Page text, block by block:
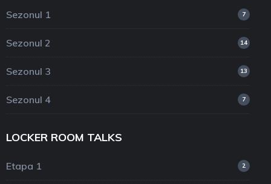
Sezonul 1 7
Sezonul 2 14
Sezonul 3 13
Sezonul 4 7
LOCKER ROOM TALKS
Etapa 1 2